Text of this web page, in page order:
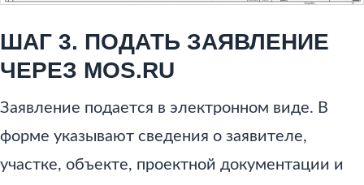
ШАГ 3. ПОДАТЬ ЗАЯВЛЕНИЕ
ЧЕРЕЗ MOS.RU
Заявление подается в электронном виде. В
форме указывают сведения о заявителе,
участке, объекте, проектной документации и